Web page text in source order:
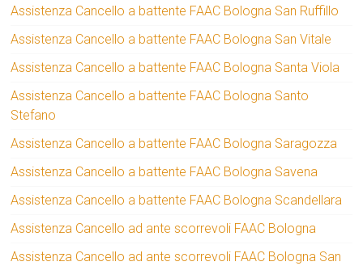
Assistenza Cancello a battente FAAC Bologna San Ruffillo
Assistenza Cancello a battente FAAC Bologna San Vitale
Assistenza Cancello a battente FAAC Bologna Santa Viola
Assistenza Cancello a battente FAAC Bologna Santo
Stefano
Assistenza Cancello a battente FAAC Bologna Saragozza
Assistenza Cancello a battente FAAC Bologna Savena
Assistenza Cancello a battente FAAC Bologna Scandellara
Assistenza Cancello ad ante scorrevoli FAAC Bologna
Assistenza Cancello ad ante scorrevoli FAAC Bologna San